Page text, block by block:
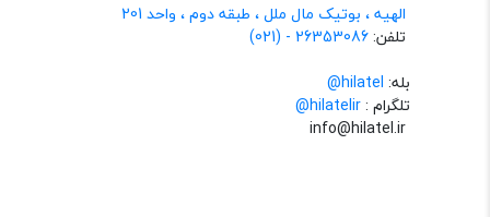
الهیه ، بوتیک مال ملل ، طبقه دوم ، واحد 201
تلفن:26353086 - (021)
بله: hilatel@
تلگرام :@hilatelir